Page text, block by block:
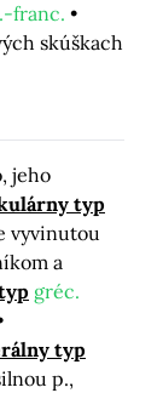
franc.
skúškach
jeho
typ
vyvinutou
a
gréc.
typ
p.,